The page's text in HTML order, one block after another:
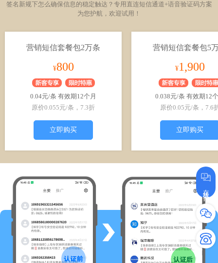
签名新规下怎么确保信息的稳定触达？专用直连短信通道+语音验证码方案
为您护航，欢迎试用！
营销短信套餐包2万条
¥800
0.04元/条 有效期12个月
原价0.055元/条，7.3折
立即购买
营销短信套餐包5
¥1,900
0.038元/条 有效期12
原价0.05元/条，7.6
立即购买
在线咨询